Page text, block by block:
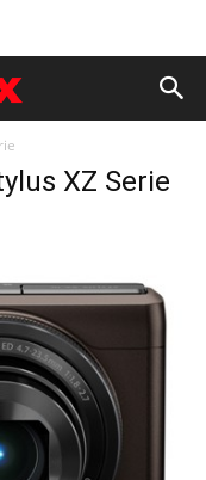
XZ Serie